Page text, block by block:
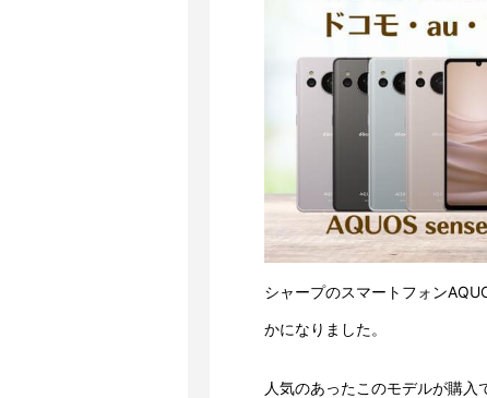
シャープのスマートフォン
かになりました。
人気のあったこのモデルが購